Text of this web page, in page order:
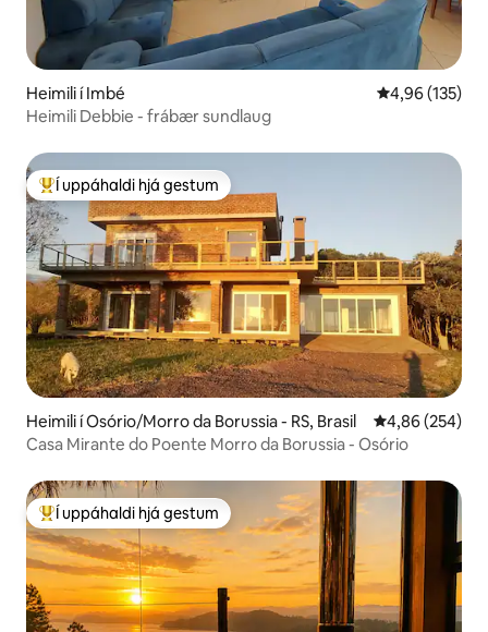
Heimili í Imbé 4,96 af 5 í
4,96 (135)
Heimili Debbie - frábær sundlaug
Í mestu uppáhaldi hjá gestum
Í uppáhaldi hjá gestum
Heimili í Osório/Morro da Borussia - RS, Brasil 4,86 af 5 í
4,86 (254)
Casa Mirante do Poente Morro da Borussia - Osório
Í mestu uppáhaldi hjá gestum
Í uppáhaldi hjá gestum